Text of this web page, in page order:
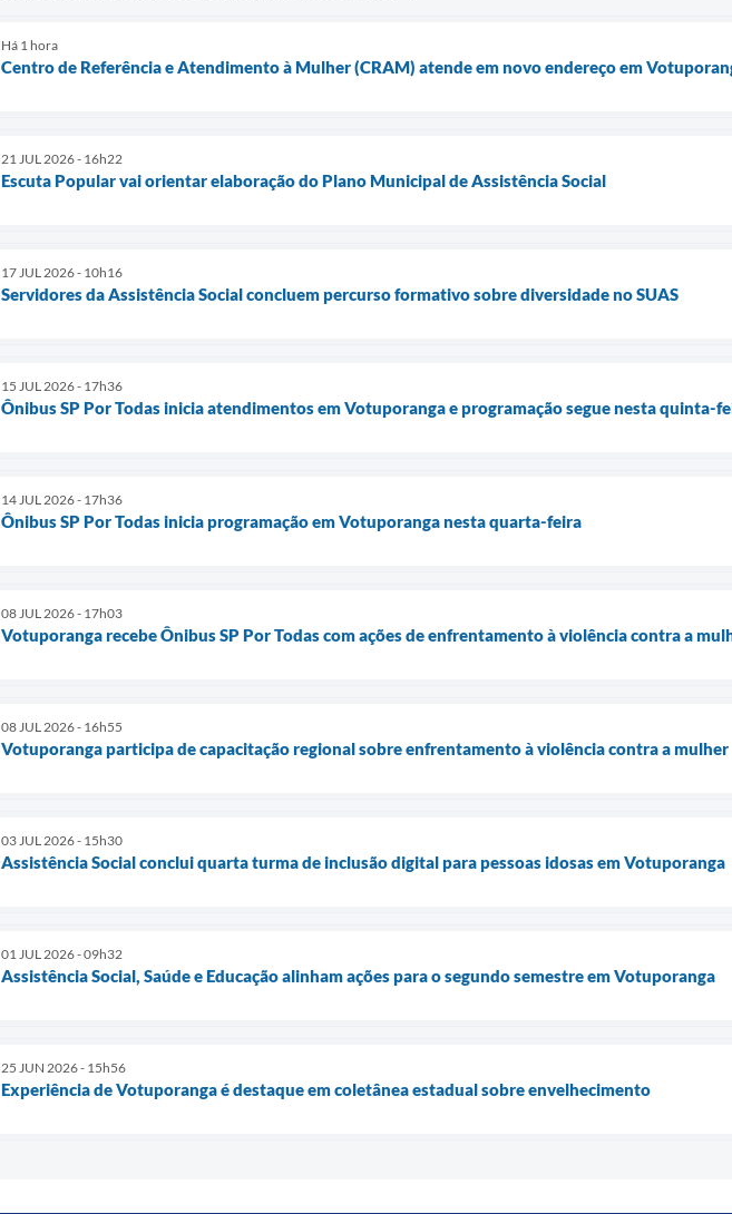
Há 1 hora
Centro de Referência e Atendimento à Mulher (CRAM) atende em novo endereço em
21 JUL 2026 - 16h22
Escuta Popular vai orientar elaboração do Plano Municipal de Assistência Social
17 JUL 2026 - 10h16
Servidores da Assistência Social concluem percurso formativo sobre diversidade no SUAS
15 JUL 2026 - 17h36
Ônibus SP Por Todas inicia atendimentos em Votuporanga e programação segue nesta quinta-
14 JUL 2026 - 17h36
Ônibus SP Por Todas inicia programação em Votuporanga nesta quarta-feira
08 JUL 2026 - 17h03
Votuporanga recebe Ônibus SP Por Todas com ações de enfrentamento à violência contra a
08 JUL 2026 - 16h55
Votuporanga participa de capacitação regional sobre enfrentamento à violência contra a mulher
03 JUL 2026 - 15h30
Assistência Social conclui quarta turma de inclusão digital para pessoas idosas em Votuporanga
01 JUL 2026 - 09h32
Assistência Social, Saúde e Educação alinham ações para o segundo semestre em Votuporanga
25 JUN 2026 - 15h56
Experiência de Votuporanga é destaque em coletânea estadual sobre envelhecimento